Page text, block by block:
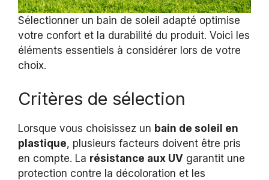
Sélectionner un bain de soleil adapté optimise
votre confort et la durabilité du produit. Voici les
éléments essentiels à considérer lors de votre
choix.
Critères de sélection
Lorsque vous choisissez un bain de soleil en
plastique, plusieurs facteurs doivent être pris
en compte. La résistance aux UV garantit une
protection contre la décoloration et les